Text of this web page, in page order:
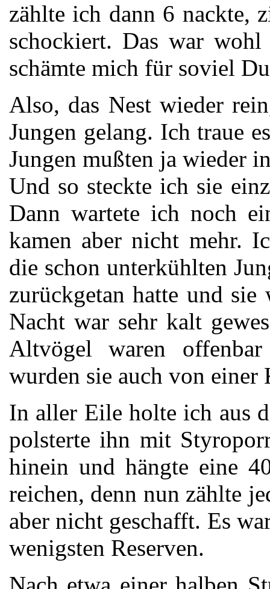
zählte ich dann 6 nackte,
schockiert. Das war
schämte mich für soviel
Also, das Nest wieder
Jungen gelang. Ich traue
Jungen mußten ja wieder
Und so steckte ich sie
Dann wartete ich noch
kamen aber nicht mehr.
die schon unterkühlten
zurückgetan hatte und
Nacht war sehr kalt
Altvögel waren
wurden sie auch von einer
In aller Eile holte ich aus
polsterte ihn mit
hinein und hängte eine
reichen, denn nun zählte
aber nicht geschafft. Es
wenigsten Reserven.